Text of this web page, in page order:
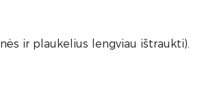
ir plaukelius lengviau ištraukti).